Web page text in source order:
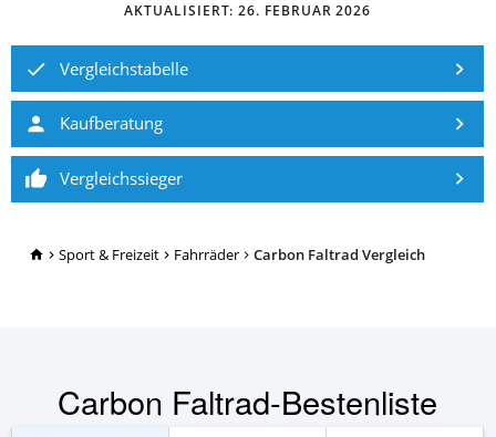
TopRatgeber24.de
Sport & Freizeit Fahrräder Carbon Faltrad Vergleich
AKTUALISIERT:26. FEBRUAR 2026
Vergleichstabelle
Kaufberatung
Vergleichssieger
Carbon Faltrad-Bestenliste